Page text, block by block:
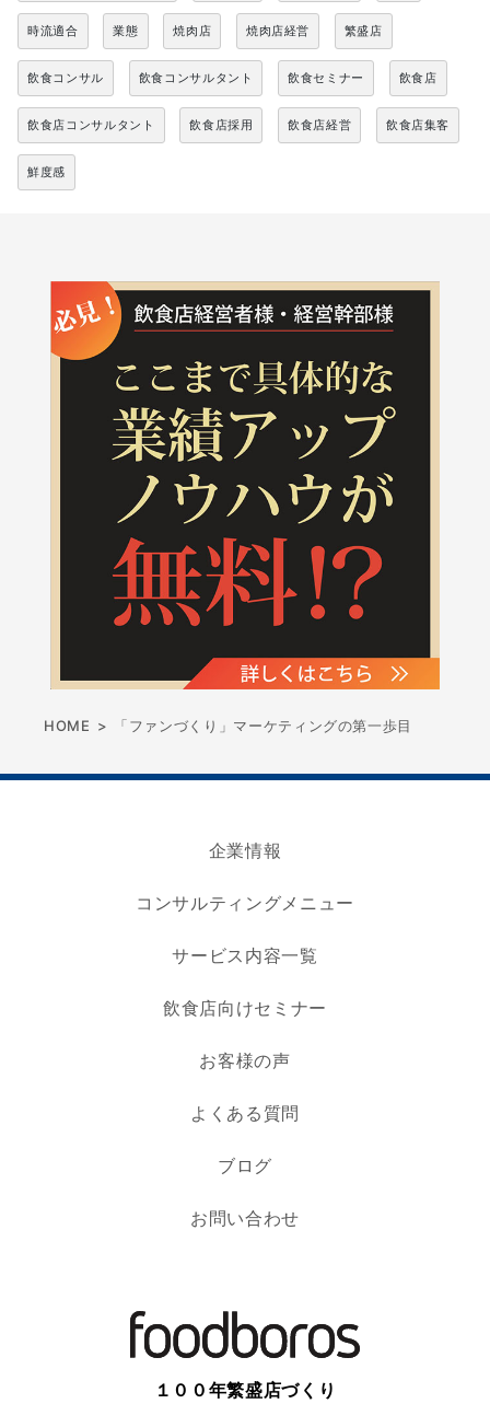
時流適合 業態 焼肉店 焼肉店経営 繁盛店
飲食コンサル 飲食コンサルタント 飲食セミナー 飲食店
飲食店コンサルタント 飲食店採用 飲食店経営 飲食店集客
鮮度感
HOME > 「ファンづくり」マーケティングの第一歩目
企業情報
コンサルティングメニュー
サービス内容一覧
飲食店向けセミナー
お客様の声
よくある質問
ブログ
お問い合わせ
１００年繁盛店づくり